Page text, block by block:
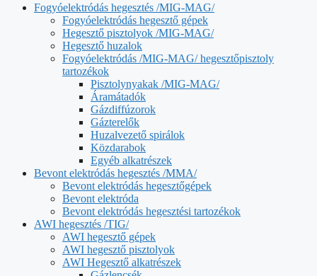
Fogyóelektródás hegesztés /MIG-MAG/
Fogyóelektródás hegesztő gépek
Hegesztő pisztolyok /MIG-MAG/
Hegesztő huzalok
Fogyóelektródás /MIG-MAG/ hegesztőpisztoly
tartozékok
Pisztolynyakak /MIG-MAG/
Áramátadók
Gázdiffúzorok
Gázterelők
Huzalvezető spirálok
Közdarabok
Egyéb alkatrészek
Bevont elektródás hegesztés /MMA/
Bevont elektródás hegesztőgépek
Bevont elektróda
Bevont elektródás hegesztési tartozékok
AWI hegesztés /TIG/
AWI hegesztő gépek
AWI hegesztő pisztolyok
AWI Hegesztő alkatrészek